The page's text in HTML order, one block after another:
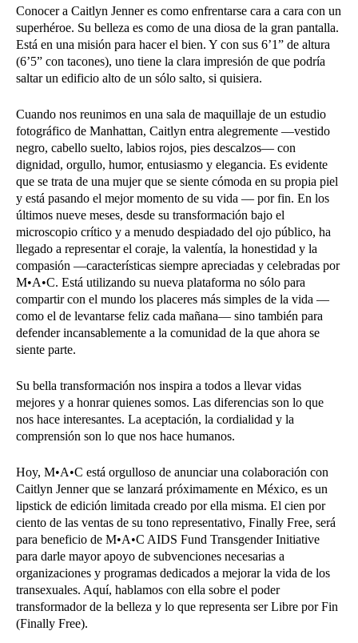
Conocer a Caitlyn Jenner es como enfrentarse cara a cara con un
superhéroe. Su belleza es como de una diosa de la gran pantalla.
Está en una misión para hacer el bien. Y con sus 6’1” de altura
(6’5” con tacones), uno tiene la clara impresión de que podría
saltar un edificio alto de un sólo salto, si quisiera.
Cuando nos reunimos en una sala de maquillaje de un estudio
fotográfico de Manhattan, Caitlyn entra alegremente —vestido
negro, cabello suelto, labios rojos, pies descalzos— con
dignidad, orgullo, humor, entusiasmo y elegancia. Es evidente
que se trata de una mujer que se siente cómoda en su propia piel
y está pasando el mejor momento de su vida — por fin. En los
últimos nueve meses, desde su transformación bajo el
microscopio crítico y a menudo despiadado del ojo público, ha
llegado a representar el coraje, la valentía, la honestidad y la
compasión —características siempre apreciadas y celebradas por
M•A•C. Está utilizando su nueva plataforma no sólo para
compartir con el mundo los placeres más simples de la vida —
como el de levantarse feliz cada mañana— sino también para
defender incansablemente a la comunidad de la que ahora se
siente parte.
Su bella transformación nos inspira a todos a llevar vidas
mejores y a honrar quienes somos. Las diferencias son lo que
nos hace interesantes. La aceptación, la cordialidad y la
comprensión son lo que nos hace humanos.
Hoy, M•A•C está orgulloso de anunciar una colaboración con
Caitlyn Jenner que se lanzará próximamente en México, es un
lipstick de edición limitada creado por ella misma. El cien por
ciento de las ventas de su tono representativo, Finally Free, será
para beneficio de M•A•C AIDS Fund Transgender Initiative
para darle mayor apoyo de subvenciones necesarias a
organizaciones y programas dedicados a mejorar la vida de los
transexuales. Aquí, hablamos con ella sobre el poder
transformador de la belleza y lo que representa ser Libre por Fin
(Finally Free).